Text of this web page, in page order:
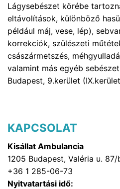
Lágysebészet körébe
eltávolítások, különböző
például máj, vese, lép),
korrekciók, szülészeti
császármetszés,
valamint más egyéb
Budapest, 9.kerület
KAPCSOLAT
Kisállat Ambulancia
1205 Budapest, Valéria u. 87/
+36 1 285-06-73
Nyitvatartási idő: